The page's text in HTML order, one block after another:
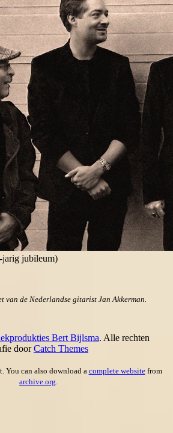
jarig jubileum)
van de Nederlandse gitarist Jan Akkerman.
Bert Bijlsma. Alle rechten
doorCatch Themes
You can also download a complete websitefrom
archive.org.